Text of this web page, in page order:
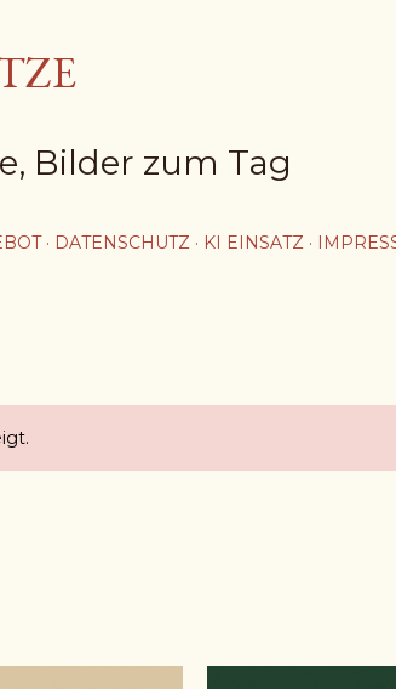
Bilder zum Tag
DATENSCHUTZ KI EINSATZ